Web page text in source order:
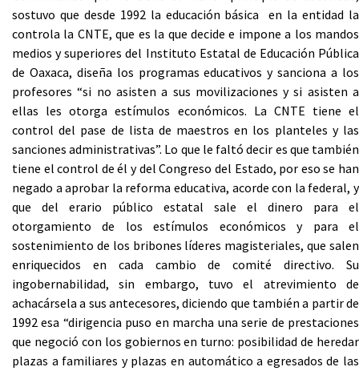
sostuvo que desde 1992 la educación básica en la entidad la
controla la CNTE, que es la que decide e impone a los mandos
medios y superiores del Instituto Estatal de Educación Pública
de Oaxaca, diseña los programas educativos y sanciona a los
profesores “si no asisten a sus movilizaciones y si asisten a
ellas les otorga estímulos económicos. La CNTE tiene el
control del pase de lista de maestros en los planteles y las
sanciones administrativas”. Lo que le faltó decir es que también
tiene el control de él y del Congreso del Estado, por eso se han
negado a aprobar la reforma educativa, acorde con la federal, y
que del erario público estatal sale el dinero para el
otorgamiento de los estímulos económicos y para el
sostenimiento de los bribones líderes magisteriales, que salen
enriquecidos en cada cambio de comité directivo. Su
ingobernabilidad, sin embargo, tuvo el atrevimiento de
achacársela a sus antecesores, diciendo que también a partir de
1992 esa “dirigencia puso en marcha una serie de prestaciones
que negoció con los gobiernos en turno: posibilidad de heredar
plazas a familiares y plazas en automático a egresados de las